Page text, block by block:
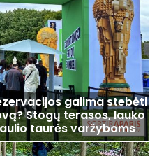
galima stebėti
Stogų terasos, lauko
taurės varžyboms